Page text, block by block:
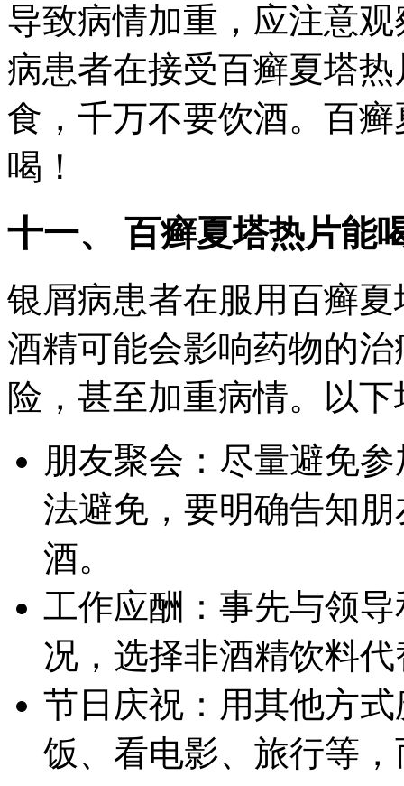
导致病情加重，应注意
病患者在接受百癣夏塔
食，千万不要饮酒。百
喝！
十一、 百癣夏塔热片能
银屑病患者在服用百癣
酒精可能会影响药物的
险，甚至加重病情。以
朋友聚会：尽量避免
法避免，要明确告知
酒。
工作应酬：事先与领
况，选择非酒精饮料代
节日庆祝：用其他方
饭、看电影、旅行等